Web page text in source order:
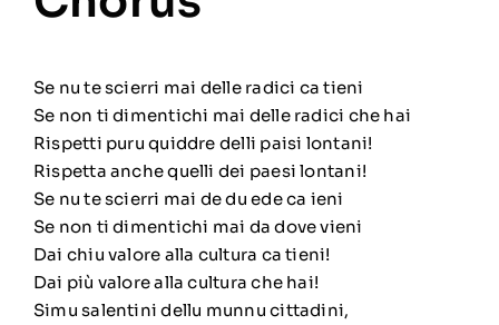
Se nu te scierri mai delle radici ca tieni
Se non ti dimentichi mai delle radici che hai
Rispetti puru quiddre delli paisi lontani!
Rispetta anche quelli dei paesi lontani!
Se nu te scierri mai de du ede ca ieni
Se non ti dimentichi mai da dove vieni
Dai chiu valore alla cultura ca tieni!
Dai più valore alla cultura che hai!
Simu salentini dellu munnu cittadini,